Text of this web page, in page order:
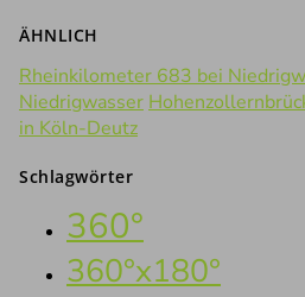
ÄHNLICH
Rheinkilometer 683 bei
Niedrigwasser
in Köln-Deutz
Schlagwörter
360°
360°x180°